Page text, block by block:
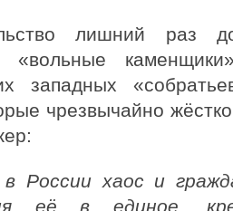
лишний раз
«вольные
западных
чрезвычайно
России хаос и
её в единое,